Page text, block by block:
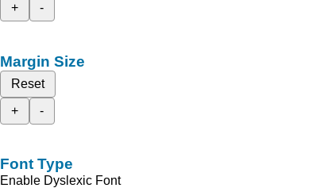
+
-
Margin Size
Reset
+
-
Font Type
Enable Dyslexic Font